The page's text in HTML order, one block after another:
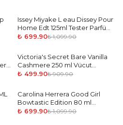
-36%
Issey Miyake L eau Dissey Pour
Home Edt 125ml Tester Parfüm
Erkek
₺ 699.90₺ 1,099.90
-45%
Victoria's Secret Bare Vanilla
Cashmere 250 ml Vücut
Spreyi
₺ 499.90₺ 909.90
-36%
Carolina Herrera Good Girl
Bowtastic Edition 80 ml
Mağaz Ürün Woman
₺ 699.90₺ 1,099.90